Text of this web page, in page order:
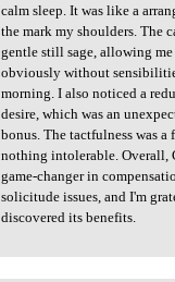
calm sleep. It was like a
the mark my shoulders. The
gentle still sage, allowing
obviously without
morning. I also noticed a
desire, which was an
bonus. The tactfulness was
nothing intolerable. Overall,
game-changer in
solicitude issues, and I'm
discovered its benefits.